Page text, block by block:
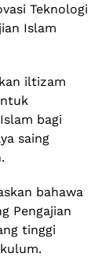
Teknologi
Islam
iltizam
bagi
saing
bahawa
Pengajian
tinggi